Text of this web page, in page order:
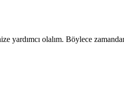
yardımcı olalım. Böylece